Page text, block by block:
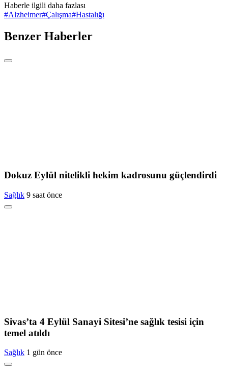
Haberle ilgili daha fazlası
#Alzheimer#Çalışma#Hastalığı
Benzer Haberler
Dokuz Eylül nitelikli hekim kadrosunu güçlendirdi
Sağlık 9 saat önce
Sivas’ta 4 Eylül Sanayi Sitesi’ne sağlık tesisi için
temel atıldı
Sağlık 1 gün önce